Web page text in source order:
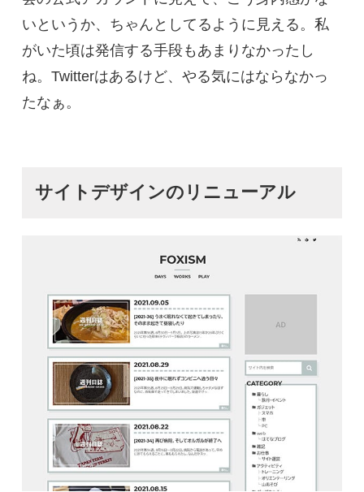
いというか、ちゃんとしてるように見える。私
がいた頃は発信する手段もあまりなかったし
ね。Twitterはあるけど、やる気にはならなかっ
たなぁ。
サイトデザインのリニューアル